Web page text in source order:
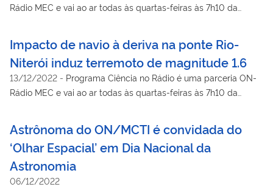
Rádio MEC e vai ao ar todas às quartas-feiras às 7h10 da
Impacto de navio à deriva na ponte Rio-
Niterói induz terremoto de magnitude 1.6
13/12/2022 - Programa Ciência no Rádio é uma parceria ON-
Rádio MEC e vai ao ar todas às quartas-feiras às 7h10 da
Astrônoma do ON/MCTI é convidada do
‘Olhar Espacial’ em Dia Nacional da
Astronomia
06/12/2022